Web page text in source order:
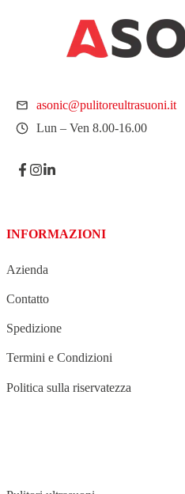
asonic@pulitoreultrasuoni.it
Lun – Ven 8.00-16.00
INFORMAZIONI
Azienda
Contatto
Spedizione
Termini e Condizioni
Politica sulla riservatezza